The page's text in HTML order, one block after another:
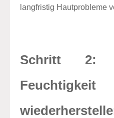
langfristig Hautprobleme
Schritt 2: